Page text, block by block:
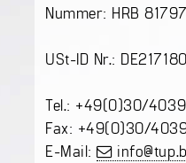
Nummer: HRB 81797
USt-ID Nr.:
Tel.: +49(0)30/
Fax: +49(0)30/
E-Mail: